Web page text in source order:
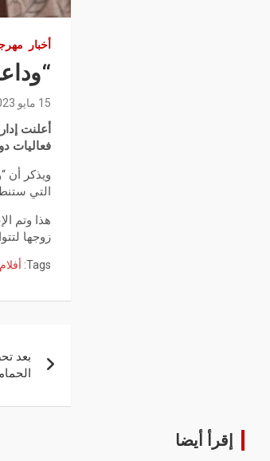
أخبار
15 مايو 2023
أعلنت
فعاليات
التي ستنطلق يوم 16 ماي 2023
هذا وتم
زوجها
Tags: أفلام
بعد
الحمامات, فيلم
إقرأ أيضا